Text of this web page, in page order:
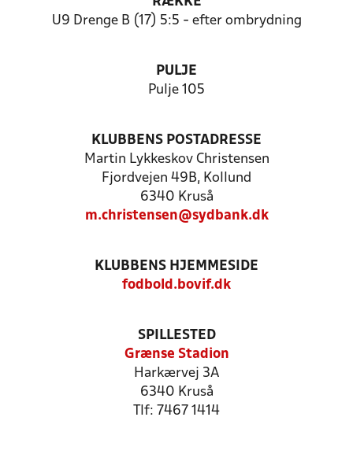
U9 Drenge B (17) 5:5 - efter ombrydning
PULJE
Pulje 105
KLUBBENS POSTADRESSE
Martin Lykkeskov Christensen
Fjordvejen 49B, Kollund
6340 Kruså
m.christensen@sydbank.dk
KLUBBENS HJEMMESIDE
fodbold.bovif.dk
SPILLESTED
Grænse Stadion
Harkærvej 3A
6340 Kruså
Tlf: 7467 1414